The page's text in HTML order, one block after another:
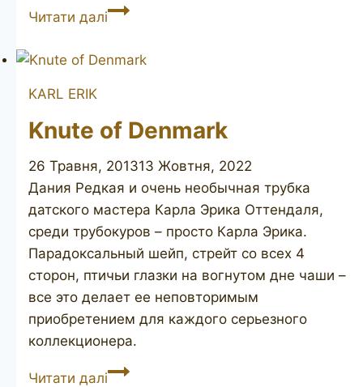
Читати даліSILVANO
KARL ERIK
Knute of Denmark
26 Травня, 201313 Жовтня, 2022
Дания Редкая и очень необычная трубка
датского мастера Карла Эрика Оттендаля,
среди трубокуров – просто Карла Эрика.
Парадоксальный шейп, стрейт со всех 4
сторон, птичьи глазки на вогнутом дне чаши –
все это делает ее неповторимым
приобретением для каждого серьезного
коллекционера.
Читати даліKnute